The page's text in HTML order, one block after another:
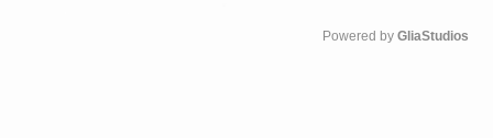
Powered by GliaStudios